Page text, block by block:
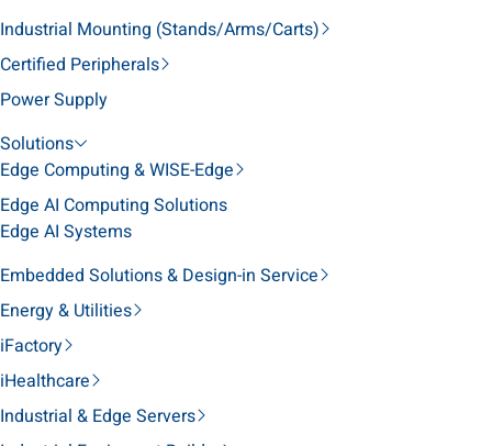
Industrial Mounting (Stands/Arms/Carts)
Certified Peripherals
Power Supply
Solutions
Edge Computing & WISE-Edge
Edge AI Computing Solutions
Edge AI Systems
Embedded Solutions & Design-in Service
Energy & Utilities
iFactory
iHealthcare
Industrial & Edge Servers